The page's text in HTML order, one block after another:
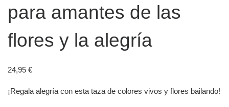
para amantes de las
flores y la alegría
24,95 €
¡Regala alegría con esta taza de colores vivos y flores bailando!